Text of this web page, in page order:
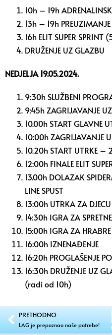
10h – 19h
13h – 19h
16h ELIT SUPER SPRINT
DRUŽENJE UZ GLAZBU
NEDJELJA 19.05.2024.
9:30h SLUŽBENI
9:45h ZAGRIJAVANJE
10.00h START GLAVNE
10:00h ZAGRIJAVANJE
10.20h START UTRKE –
12:00h FINALE ELIT
13.00h DOLAZAK
LINE SPUST
13:00h UTRKA ZA
14:30h IGRA ZA
15:00h IGRA ZA HRABRE
16:00h IZNENAĐENJE
16:20h PROGLAŠENJE
16:30h DRUŽENJE UZ
(radi od 10h)
PRETHODNO
LAG je prepoznao naše potrebe!